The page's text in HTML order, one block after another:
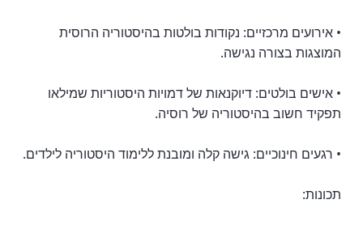
• אירועים מרכזיים: נקודות בולטות בהיסטוריה הרוסית
המוצגות בצורה נגישה.
• אישים בולטים: דיוקנאות של דמויות היסטוריות שמילאו
תפקיד חשוב בהיסטוריה של רוסיה.
• רגעים חינוכיים: גישה קלה ומובנת ללימוד היסטוריה לילדים.
תכונות: